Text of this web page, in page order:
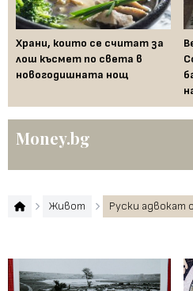
Храни, които се считат за
лош късмет по света в
новогодишната нощ
Money.bg
Живот Руски адвокат